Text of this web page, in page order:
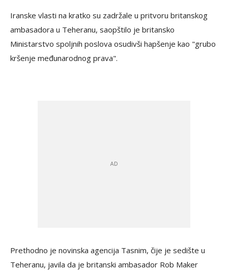
Iranske vlasti na kratko su zadržale u pritvoru britanskog
ambasadora u Teheranu, saopštilo je britansko
Ministarstvo spoljnih poslova osudivši hapšenje kao "grubo
kršenje međunarodnog prava".
Prethodno je novinska agencija Tasnim, čije je sedište u
Teheranu, javila da je britanski ambasador Rob Maker